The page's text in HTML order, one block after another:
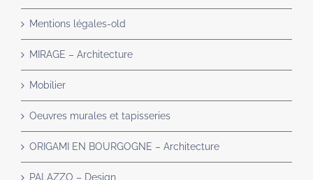
Mentions légales-old
MIRAGE – Architecture
Mobilier
Oeuvres murales et tapisseries
ORIGAMI EN BOURGOGNE – Architecture
PALAZZO – Design